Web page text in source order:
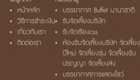
หน้าหลัก
วิธีการชำระเงิน
เกี่ยวกับเรา
ติดต่อเรา
บรรยากาศ Buffet นานาชาติ
รับจัดเลี้ยงบริษัท
รับจัดเรียงcss
ห้องรับจัดเลี้ยงบริษัท จัดเลี้ยง
ปีใหม่ จัดเลี้ยงรุ่น จัดเลี้ยงรับ
ปรญญา จัดเลี้ยงส่ง
บรรยากาศการแสดงโชว์